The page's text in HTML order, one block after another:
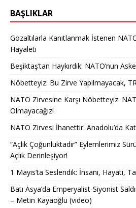
BAŞLIKLAR
Gözaltılarla Kanıtlanmak İstenen
Hayaleti
Beşiktaş’tan Haykırdık: NATO’nun
Nöbetteyiz: Bu Zirve Yapılmayacak,
NATO Zirvesine Karşı Nöbetteyiz:
Olmayacağız!
NATO Zirvesi İhanettir: Anadolu’da
“Açlık Çoğunluktadır” Eylemlerimiz
Açlık Derinleşiyor!
1 Mayıs’ta Seslendik: İnsanı, Hayatı,
Batı Asya’da Emperyalist-Siyonist
– Metin Kayaoğlu (video)